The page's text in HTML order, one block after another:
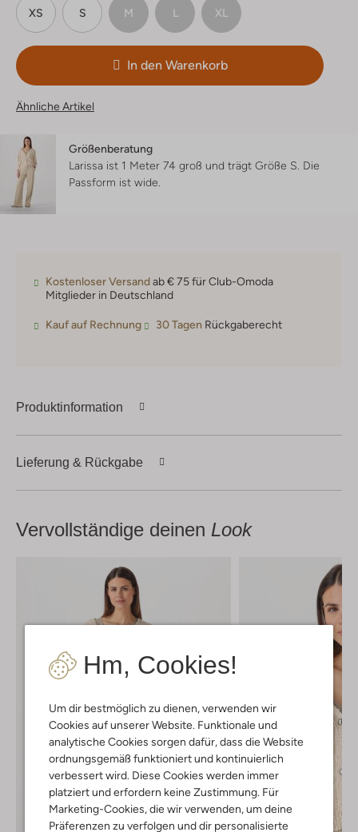
Hm, Cookies!
Um dir bestmöglich zu dienen, verwenden wir
Cookies auf unserer Website. Funktionale und
analytische Cookies sorgen dafür, dass die Website
ordnungsgemäß funktioniert und kontinuierlich
verbessert wird. Diese Cookies werden immer
platziert und erfordern keine Zustimmung. Für
Marketing-Cookies, die wir verwenden, um deine
Präferenzen zu verfolgen und dir personalisierte
XS S M L XL
In den Warenkorb
Ähnliche Artikel
Größenberatung
Larissa ist 1 Meter 74 groß und trägt Größe S. Die
Passform ist wide
Kostenloser Versandab € 75 für Club-Omoda
Mitglieder in Deutschland
Kauf auf Rechnung 30 Tagen Rückgaberecht
Produktinformation
Lieferung & Rückgabe
Vervollständige deinen Look